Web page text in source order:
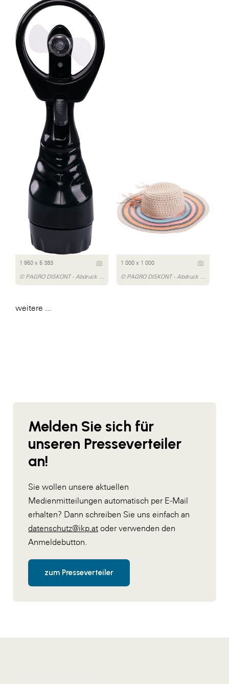
1 950 x 5 383 1 000 x 1 000
weitere ...
Melden Sie sich für
unseren Presseverteiler
an!
Sie wollen unsere aktuellen
Medienmitteilungen automatisch per E-Mail
erhalten? Dann schreiben Sie uns einfach an
datenschutz@ikp.at oder verwenden den
Anmeldebutton.
zum Presseverteiler